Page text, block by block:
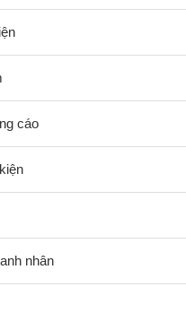
cáo
nhân